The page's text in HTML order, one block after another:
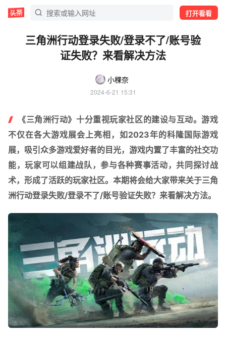
打开看看
三角洲行动登录失败/登录不了/账号验
证失败？来看解决方法
小稞奈
2024-6-21 15:31
《三角洲行动》十分重视玩家社区的建设与互动。游戏
不仅在各大游戏展会上亮相，如2023年的科隆国际游戏
展，吸引众多游戏爱好者的目光，游戏内置了丰富的社交功
能，玩家可以组建战队，参与各种赛事活动，共同探讨战
术，形成了活跃的玩家社区。本期将会给大家带来关于三角
洲行动登录失败/登录不了/账号验证失败？来看解决方法。